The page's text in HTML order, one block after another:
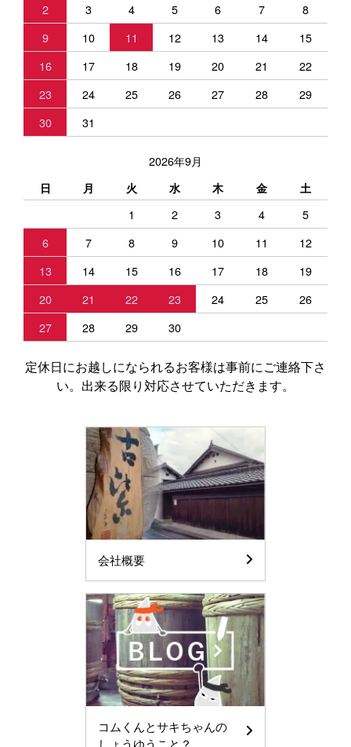
2
3 4 5 6 7
8
9
10 11 12 13 14
15
16
17 18 19 20 21
22
23
24 25 26 27 28
29
30
31
2026年9月
日 月 火 水 木 金 土
1 2 3 4
5
6
7 8 9 10 11
12
13
14 15 16 17 18
19
20
21 22 23 24 25
26
27
28 29 30
定休日にお越しになられるお客様は事前にご連絡下さ
い。出来る限り対応させていただきます。
会社概要
コムくんとサキちゃんの
しょうゆうこと？